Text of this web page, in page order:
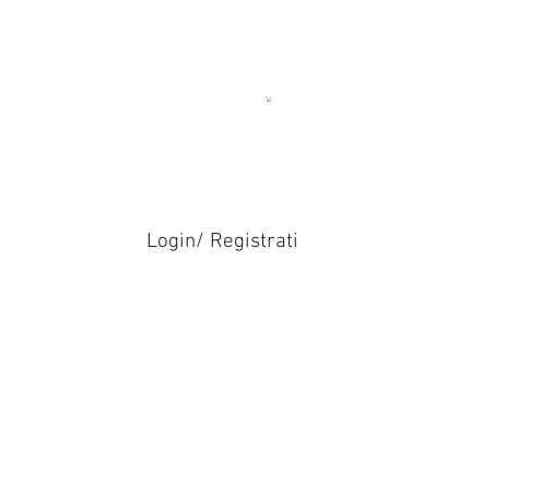
Login/ Registrati